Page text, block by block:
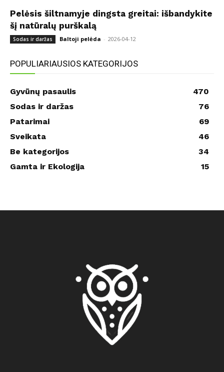
Pelėsis šiltnamyje dingsta greitai: išbandykite
šį natūralų purškalą
Sodas ir daržas Baltoji pelėda - 2026-04-12
POPULIARIAUSIOS KATEGORIJOS
Gyvūnų pasaulis
470
Sodas ir daržas
76
Patarimai
69
Sveikata
46
Be kategorijos
34
Gamta ir Ekologija
15